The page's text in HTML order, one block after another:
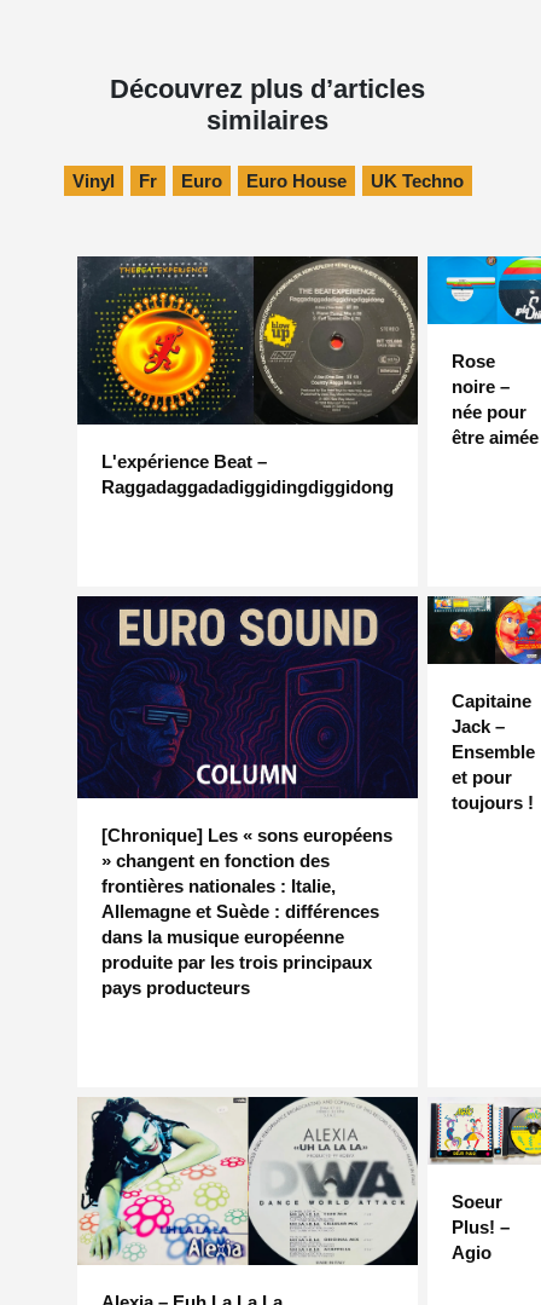
Découvrez plus d’articles
similaires
Vinyl Fr Euro Euro House UK Techno
L'expérience Beat –
Raggadaggadadiggidingdiggidong
Rose
noire –
née pour
être aimée
[Chronique] Les « sons européens
» changent en fonction des
frontières nationales : Italie,
Allemagne et Suède : différences
dans la musique européenne
produite par les trois principaux
pays producteurs
Capitaine
Jack –
Ensemble
et pour
toujours !
Soeur
Plus! –
Agio